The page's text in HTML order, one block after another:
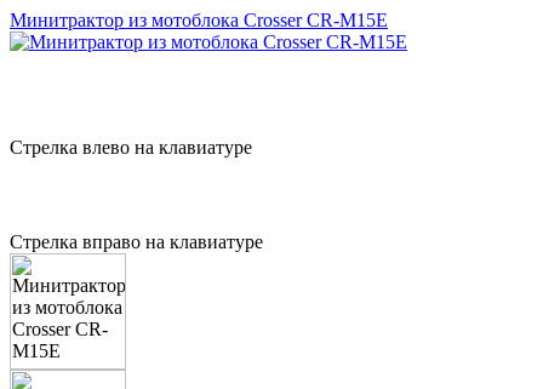
Минитрактор из мотоблока Crosser CR-M15E
Стрелка влево на клавиатуре
Стрелка вправо на клавиатуре